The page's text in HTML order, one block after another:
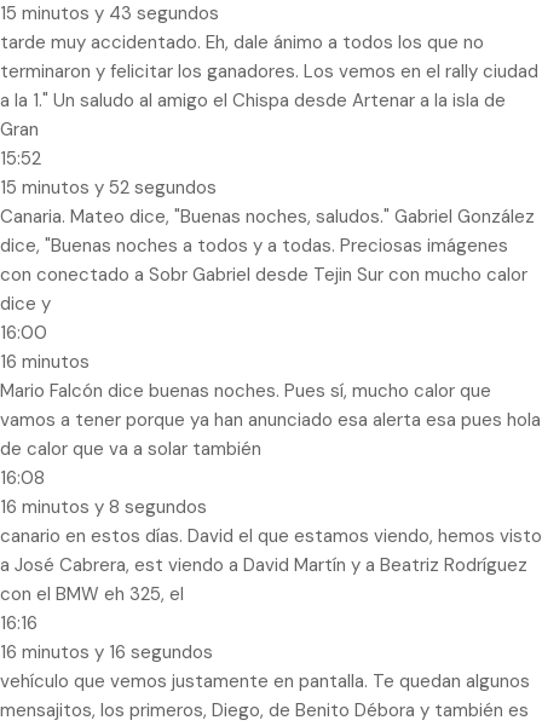
15 minutos y 43 segundos
tarde muy accidentado. Eh, dale ánimo a todos los que no
terminaron y felicitar los ganadores. Los vemos en el rally ciudad
a la 1." Un saludo al amigo el Chispa desde Artenar a la isla de
Gran
15:52
15 minutos y 52 segundos
Canaria. Mateo dice, "Buenas noches, saludos." Gabriel González
dice, "Buenas noches a todos y a todas. Preciosas imágenes
con conectado a Sobr Gabriel desde Tejin Sur con mucho calor
dice y
16:00
16 minutos
Mario Falcón dice buenas noches. Pues sí, mucho calor que
vamos a tener porque ya han anunciado esa alerta esa pues hola
de calor que va a solar también
16:08
16 minutos y 8 segundos
canario en estos días. David el que estamos viendo, hemos visto
a José Cabrera, est viendo a David Martín y a Beatriz Rodríguez
con el BMW eh 325, el
16:16
16 minutos y 16 segundos
vehículo que vemos justamente en pantalla. Te quedan algunos
mensajitos, los primeros, Diego, de Benito Débora y también es